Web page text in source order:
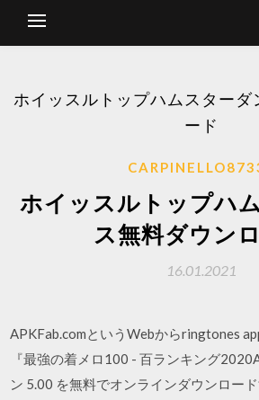
ホイッスルトップハムスターダ
ード
ホイッスルトップハ
ス無料ダウン
16.01.2021
APKFab.comというWebからringtones
『最強の着メロ100 - 百ランキング
ン 5.00 を無料でオンラインダウンロー